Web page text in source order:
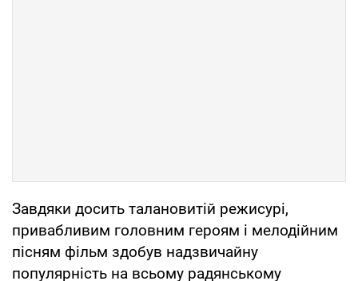
Завдяки досить талановитій режисурі,
привабливим головним героям і мелодійним
пісням фільм здобув надзвичайну
популярність на всьому радянському